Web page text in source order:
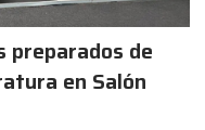
preparados de
en Salón